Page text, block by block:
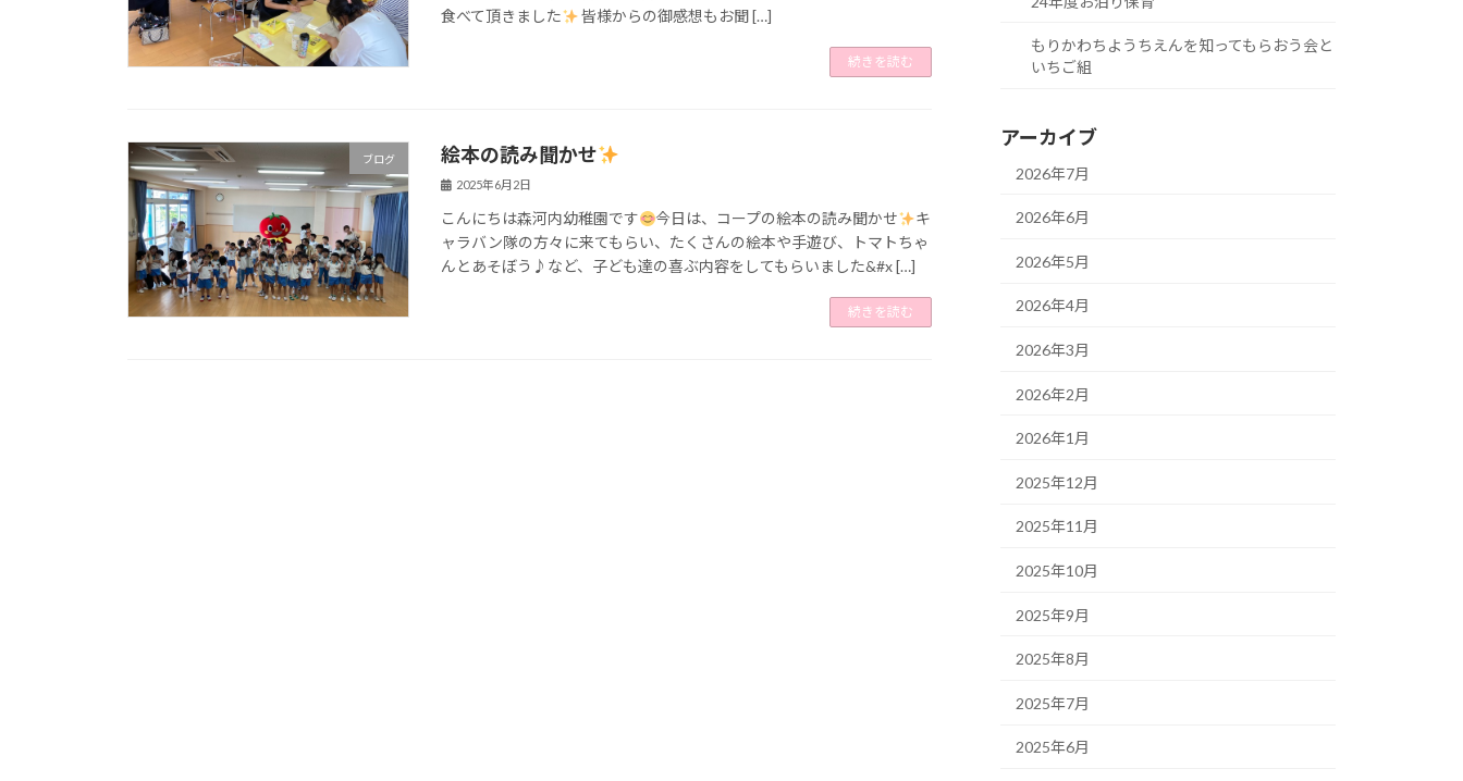
食べて頂きました
皆様からの御感想もお聞 […]
続きを読む
ブログ 絵本の読み聞かせ
2025年6月2日
こんにちは森河内幼稚園です 今日は、コープの絵本の読み聞かせ
キ
ャラバン隊の方々に来てもらい、たくさんの絵本や手遊び、トマトちゃ
んとあそぼう♪など、子ども達の喜ぶ内容をしてもらいました&#x […]
続きを読む
もりかわちようちえんを知ってもらおう会と
いちご組
アーカイブ
2026年7月
2026年6月
2026年5月
2026年4月
2026年3月
2026年2月
2026年1月
2025年12月
2025年11月
2025年10月
2025年9月
2025年8月
2025年7月
2025年6月